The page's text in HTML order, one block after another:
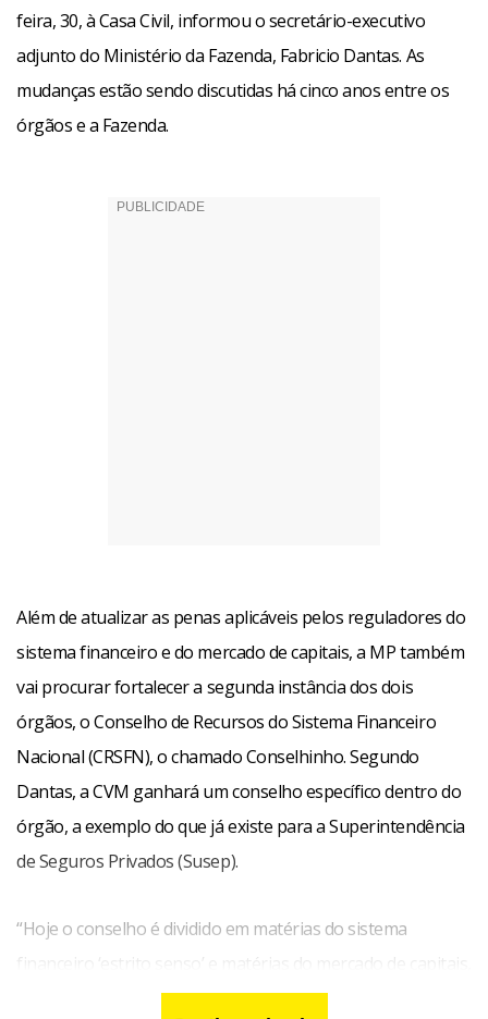
feira, 30, à Casa Civil, informou o secretário-executivo
adjunto do Ministério da Fazenda, Fabricio Dantas. As
mudanças estão sendo discutidas há cinco anos entre os
órgãos e a Fazenda.
Além de atualizar as penas aplicáveis pelos reguladores do
sistema financeiro e do mercado de capitais, a MP também
vai procurar fortalecer a segunda instância dos dois
órgãos, o Conselho de Recursos do Sistema Financeiro
Nacional (CRSFN), o chamado Conselhinho. Segundo
Dantas, a CVM ganhará um conselho específico dentro do
órgão, a exemplo do que já existe para a Superintendência
de Seguros Privados (Susep).
“Hoje o conselho é dividido em matérias do sistema
financeiro ‘estrito senso’ e matérias do mercado de capitais,
então muitas vezes as questões são decididas por pessoas